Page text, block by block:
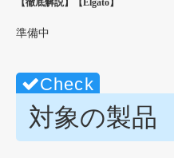
【徹底解説】【Elgato】
準備中
対象の製品